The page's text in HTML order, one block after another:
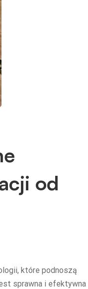
od
które podnoszą
sprawna i efektywna